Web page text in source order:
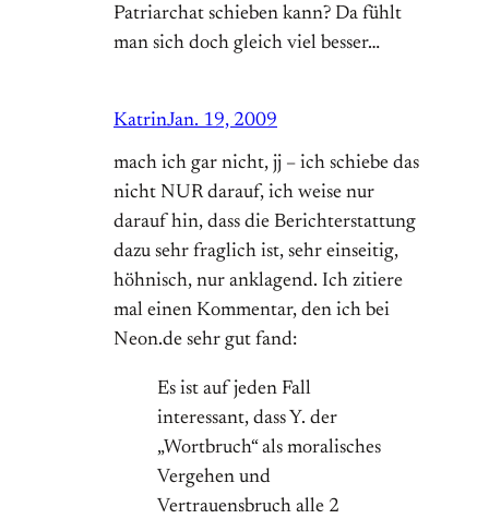
Patriarchat schieben kann? Da fühlt
man sich doch gleich viel besser…
KatrinJan. 19, 2009
mach ich gar nicht, jj – ich schiebe das
nicht NUR darauf, ich weise nur
darauf hin, dass die Berichterstattung
dazu sehr fraglich ist, sehr einseitig,
höhnisch, nur anklagend. Ich zitiere
mal einen Kommentar, den ich bei
Neon.de sehr gut fand:
Es ist auf jeden Fall
interessant, dass Y. der
„Wortbruch“ als moralisches
Vergehen und
Vertrauensbruch alle 2